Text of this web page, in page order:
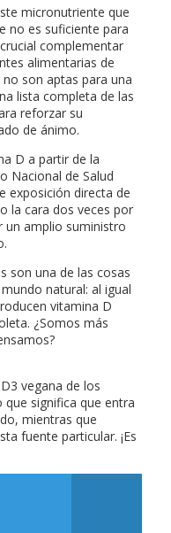
micronutriente que
no es suficiente para
complementar
alimentarias de
son aptas para una
lista completa de las
reforzar su
de ánimo.
D a partir de la
Nacional de Salud
exposición directa de
la cara dos veces por
un amplio suministro
son una de las cosas
natural: al igual
vitamina D
¿Somos más
vegana de los
significa que entra
mientras que
fuente particular. ¡Es